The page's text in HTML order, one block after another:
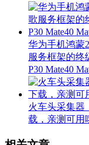
华为手机鸿蒙
服务框架的终
P30 Mate40
火车头采集器
载，亲测可用